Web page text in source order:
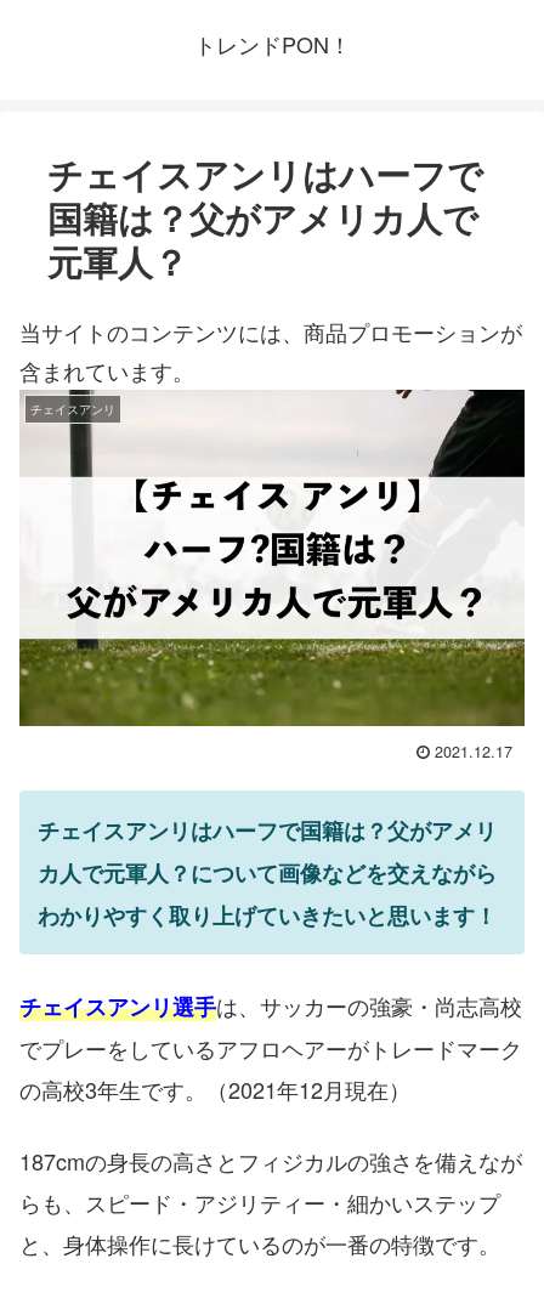
トレンドPON！
チェイスアンリはハーフで
国籍は？父がアメリカ人で
元軍人？
当サイトのコンテンツには、商品プロモーションが
含まれています。
チェイスアンリ
2021.12.17
チェイスアンリはハーフで国籍は？父がアメリ
カ人で元軍人？について画像などを交えながら
わかりやすく取り上げていきたいと思います！
チェイスアンリ選手は、サッカーの強豪・尚志高校
でプレーをしているアフロヘアーがトレードマーク
の高校3年生です。（2021年12月現在）
187cmの身長の高さとフィジカルの強さを備えなが
らも、スピード・アジリティー・細かいステップ
と、身体操作に長けているのが一番の特徴です。